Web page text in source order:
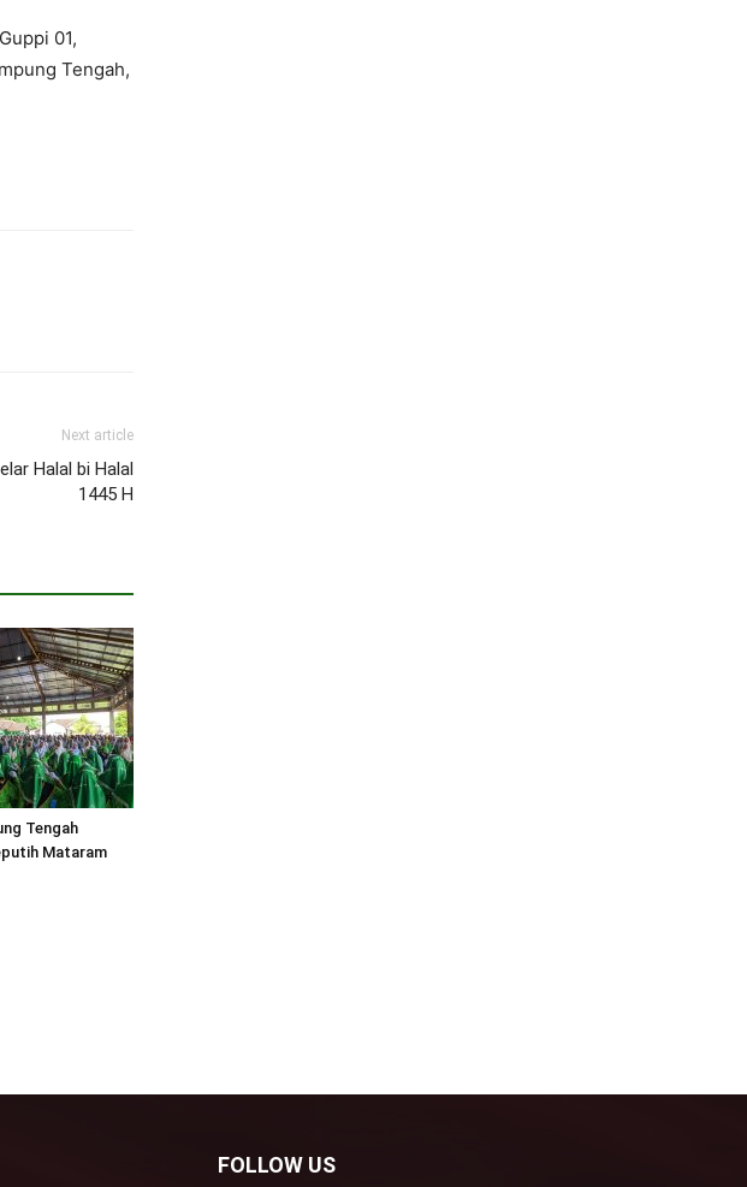
01,
Tengah,
Next article
Halal bi Halal
1445 H
Tengah
Mataram
FOLLOW US